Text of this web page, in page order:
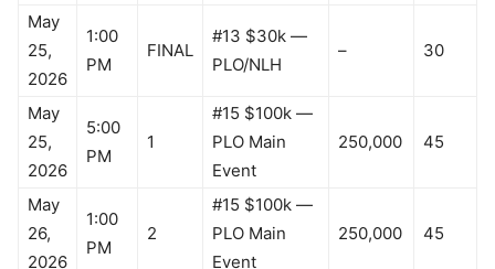
May
25,
2026
1:00
PM
FINAL
#13 $30k —
PLO/NLH
– 30
May
25,
2026
5:00
PM
1
#15 $100k —
PLO Main
Event
250,000 45
May
26,
2026
1:00
PM
2
#15 $100k —
PLO Main
Event
250,000 45